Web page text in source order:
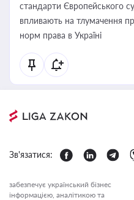
стандарти Європейського
впливають на тлумачення
норм права в Україні
Зв'язатися:
забезпечує український бізнес
інформацією, аналітикою та